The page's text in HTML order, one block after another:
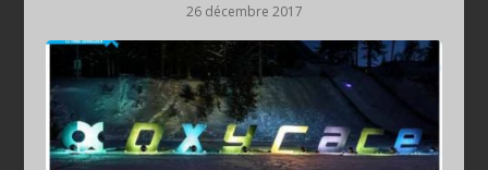
26 décembre 2017